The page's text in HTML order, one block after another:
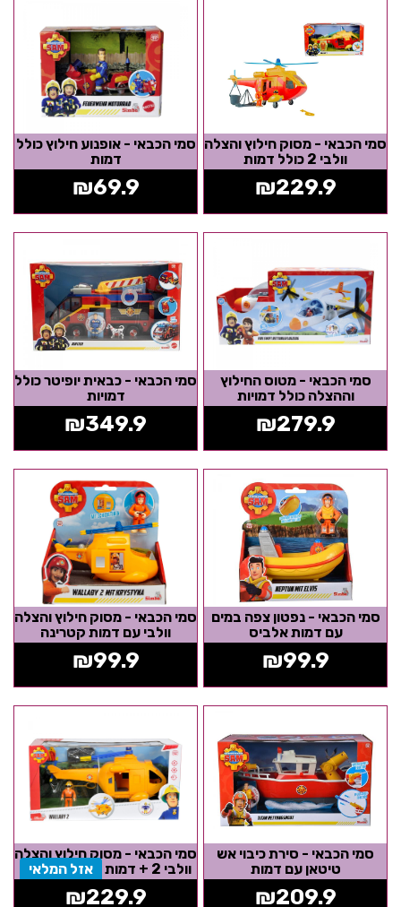
סמי הכבאי - מסוק חילוץ והצלה
וולבי 2 כולל דמות
₪229.9
סמי הכבאי - אופנוע חילוץ כולל
דמות
₪69.9
סמי הכבאי - מטוס החילוץ
וההצלה כולל דמויות
₪279.9
סמי הכבאי - כבאית יופיטר כולל
דמויות
₪349.9
סמי הכבאי - נפטון צפה במים
עם דמות אלביס
₪99.9
סמי הכבאי - מסוק חילוץ והצלה
וולבי עם דמות קטרינה
₪99.9
סמי הכבאי - סירת כיבוי אש
טיטאן עם דמות
₪209.9
סמי הכבאי - מסוק חילוץ והצלה
וולבי 2 + דמות
אזל המלאי
₪229.9